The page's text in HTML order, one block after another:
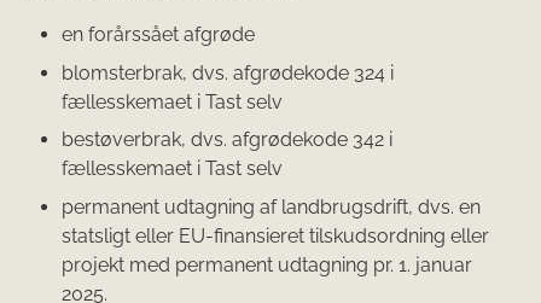
en forårssået afgrøde
blomsterbrak, dvs. afgrødekode 324 i
fællesskemaet i Tast selv
bestøverbrak, dvs. afgrødekode 342 i
fællesskemaet i Tast selv
permanent udtagning af landbrugsdrift, dvs. en
statsligt eller EU-finansieret tilskudsordning eller
projekt med permanent udtagning pr. 1. januar
2025.